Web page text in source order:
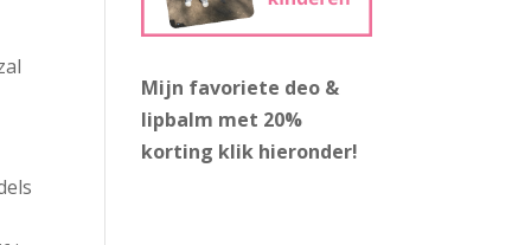
Mijn favoriete deo &
lipbalm met 20%
korting klik hieronder!